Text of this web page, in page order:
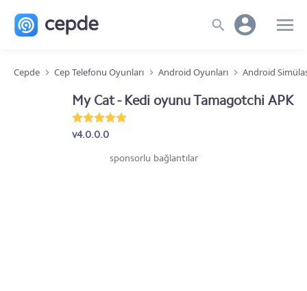
Cepde Cep Telefonu Oyunları Android Oyunları Android
My Cat - Kedi oyunu Tamagotchi APK
v4.0.0.0
sponsorlu bağlantılar